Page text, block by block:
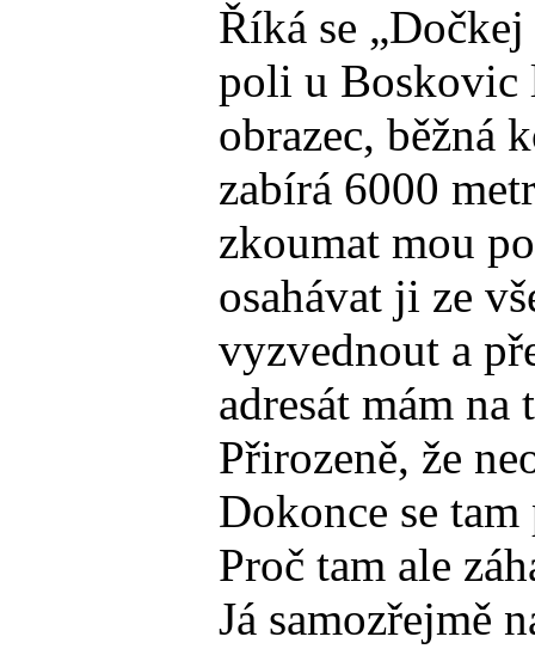
Říká se
poli u Boskovic
obrazec, běžná
zabírá 6000
zkoumat mou
osahávat ji ze
vyzvednout a
adresát mám
Přirozeně, že
Dokonce se
Proč tam ale
Já samozřejmě